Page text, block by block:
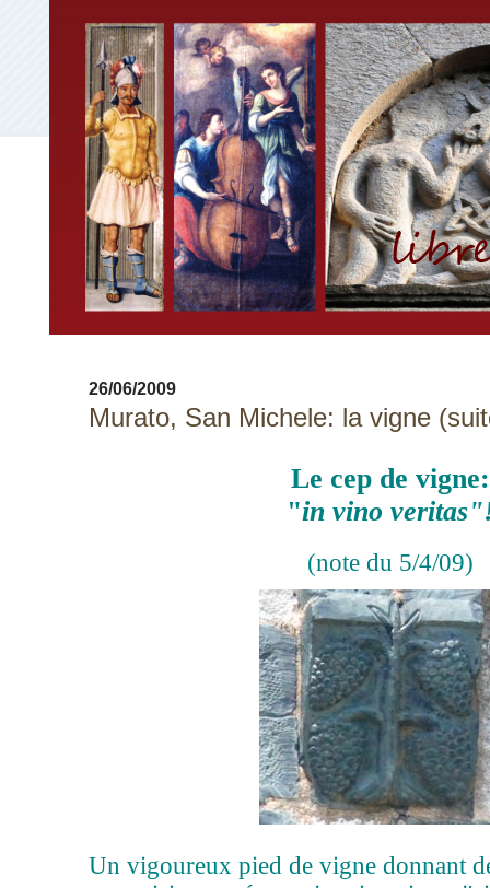
26/06/2009
Murato, San Michele: la vigne
Le cep de vigne:
"in vino
(note du 5/4/09)
Un vigoureux pied de vigne donnant